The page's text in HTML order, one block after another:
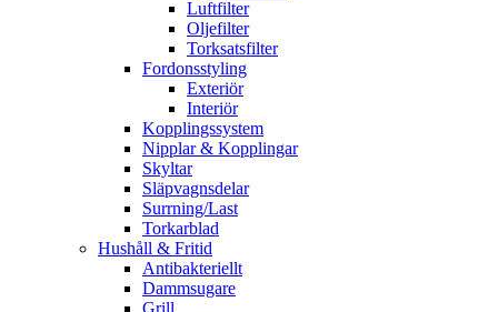
Luftfilter
Oljefilter
Torksatsfilter
Fordonsstyling
Exteriör
Interiör
Kopplingssystem
Nipplar & Kopplingar
Skyltar
Släpvagnsdelar
Surrning/Last
Torkarblad
Hushåll & Fritid
Antibakteriellt​
Dammsugare
Grill